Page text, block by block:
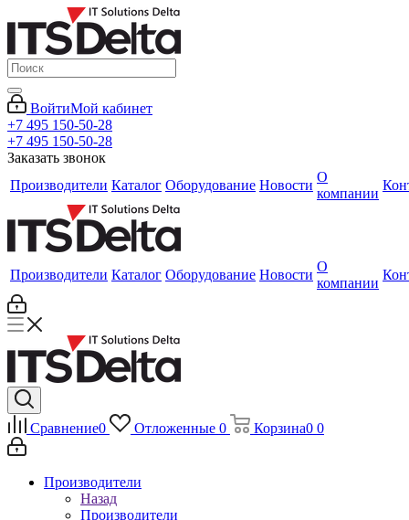
ВойтиМой кабинет
+7 495 150-50-28
+7 495 150-50-28
Заказать звонок
Производители Каталог Оборудование Новости
О
компании
Производители Каталог Оборудование Новости
О
компании
Сравнение0 Отложенные 0 Корзина0 0
Производители
Назад
Производители